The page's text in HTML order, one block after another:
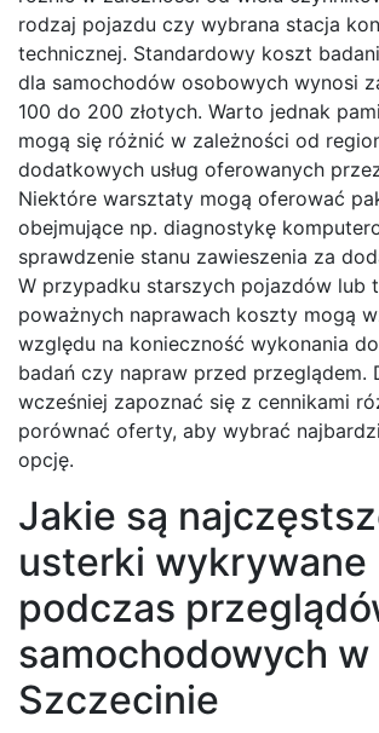
rodzaj pojazdu czy wybrana stacja
technicznej. Standardowy koszt
dla samochodów osobowych wynosi
100 do 200 złotych. Warto jednak
mogą się różnić w zależności od
dodatkowych usług oferowanych
Niektóre warsztaty mogą oferować
obejmujące np. diagnostykę
sprawdzenie stanu zawieszenia za
W przypadku starszych pojazdów lub
poważnych naprawach koszty mogą
względu na konieczność wykonania
badań czy napraw przed przeglądem.
wcześniej zapoznać się z cennikami
porównać oferty, aby wybrać
opcję.
Jakie są
usterki wykrywane
podczas
samochodowych w
Szczecinie